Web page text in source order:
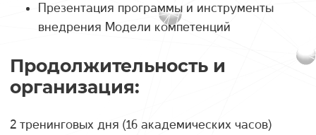
Презентация программы и инструменты
внедрения Модели компетенций
Продолжительность и
организация:
2 тренинговых дня (16 академических часов)